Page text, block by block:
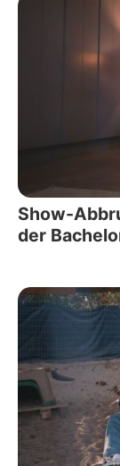
Show-
der